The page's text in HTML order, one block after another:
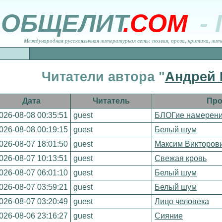
ОБЩЕЛИТ.COM -
Международная русскоязычная литературная сеть: поэзия, проза, критика,
Читатели автора "Андрей
Дата Читатель
08-08 00:35:51
guest
БЛОГие
08-08 00:19:15
guest
Белый шум
08-07 18:01:50
guest
Максим
08-07 10:13:51
guest
Свежая кровь
08-07 06:01:10
guest
Белый шум
08-07 03:59:21
guest
Белый шум
08-07 03:20:49
guest
Лицо человека
08-06 23:16:27
guest Сияние